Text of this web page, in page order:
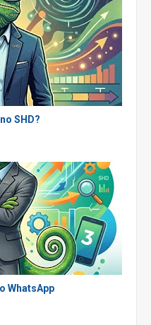
SHD?
WhatsApp